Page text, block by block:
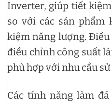
Inverter, giúp tiết
so với các sản phẩm
kiệm năng lượng.
điều chỉnh công suất
phù hợp với nhu cầu
Các tính năng làm